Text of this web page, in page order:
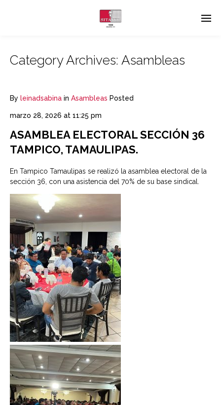
Category Archives: Asambleas
By leinadsabina in Asambleas Posted
marzo 28, 2026 at 11:25 pm
ASAMBLEA ELECTORAL SECCIÓN 36
TAMPICO, TAMAULIPAS.
En Tampico Tamaulipas se realizó la asamblea electoral de la
sección 36, con una asistencia del 70% de su base sindical.